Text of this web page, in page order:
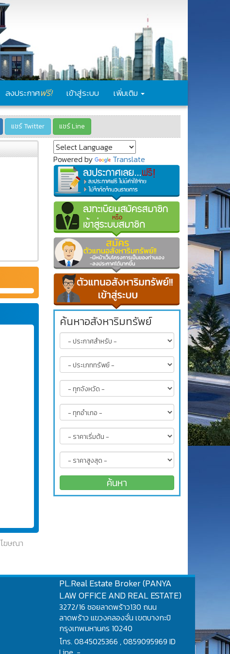
ลงประกาศฟรี! เข้าสู่ระบบ เพิ่มเติม
แชร์ Twitter แชร์ Line
ฆษณา
Powered by Translate
ค้นหาอสังหาริมทรัพย์
PL.Real Estate Broker (PANYA
LAW OFFICE AND REAL ESTATE)
3272/16 ซอยลาดพร้าว130 ถนน
ลาดพร้าว แขวงคลองจั่น เขตบางกะปิ
กรุงเทพมหานคร 10240
โทร. 0845025366 , 0859095969 ID